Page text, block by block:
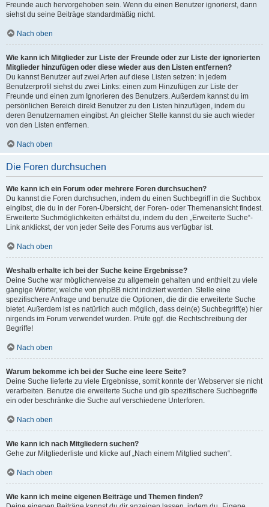
Freunde auch hervorgehoben sein. Wenn du einen Benutzer ignorierst, dann
siehst du seine Beiträge standardmäßig nicht.
Nach oben
Wie kann ich Mitglieder zur Liste der Freunde oder zur Liste der ignorierten
Mitglieder hinzufügen oder diese wieder aus den Listen entfernen?
Du kannst Benutzer auf zwei Arten auf diese Listen setzen: In jedem
Benutzerprofil siehst du zwei Links: einen zum Hinzufügen zur Liste der
Freunde und einen zum Ignorieren des Benutzers. Außerdem kannst du im
persönlichen Bereich direkt Benutzer zu den Listen hinzufügen, indem du
deren Benutzernamen eingibst. An gleicher Stelle kannst du sie auch wieder
von den Listen entfernen.
Nach oben
Die Foren durchsuchen
Wie kann ich ein Forum oder mehrere Foren durchsuchen?
Du kannst die Foren durchsuchen, indem du einen Suchbegriff in die Suchbox
eingibst, die du in der Foren-Übersicht, der Foren- oder Themenansicht findest.
Erweiterte Suchmöglichkeiten erhältst du, indem du den „Erweiterte Suche“-
Link anklickst, der von jeder Seite des Forums aus verfügbar ist.
Nach oben
Weshalb erhalte ich bei der Suche keine Ergebnisse?
Deine Suche war möglicherweise zu allgemein gehalten und enthielt zu viele
gängige Wörter, welche von phpBB nicht indiziert werden. Stelle eine
spezifischere Anfrage und benutze die Optionen, die dir die erweiterte Suche
bietet. Außerdem ist es natürlich auch möglich, dass dein(e) Suchbegriff(e) hier
nirgends im Forum verwendet wurden. Prüfe ggf. die Rechtschreibung der
Begriffe!
Nach oben
Warum bekomme ich bei der Suche eine leere Seite?
Deine Suche lieferte zu viele Ergebnisse, somit konnte der Webserver sie nicht
verarbeiten. Benutze die erweiterte Suche und gib spezifischere Suchbegriffe
ein oder beschränke die Suche auf verschiedene Unterforen.
Nach oben
Wie kann ich nach Mitgliedern suchen?
Gehe zur Mitgliederliste und klicke auf „Nach einem Mitglied suchen“.
Nach oben
Wie kann ich meine eigenen Beiträge und Themen finden?